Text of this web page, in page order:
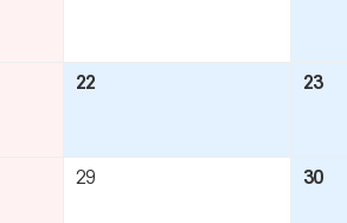
22 23
29 30